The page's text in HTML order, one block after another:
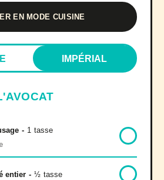
EN MODE CUISINE
IMPÉRIAL
- 1 tasse
entier - ½ tasse